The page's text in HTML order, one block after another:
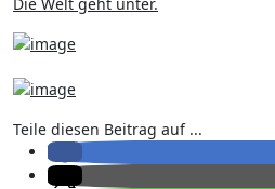
Teile diesen Beitrag auf ...